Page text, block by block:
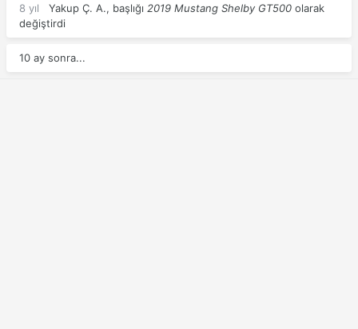
8 yıl Yakup Ç. A., başlığı 2019 Mustang Shelby GT500 olarak
değiştirdi
10 ay sonra...